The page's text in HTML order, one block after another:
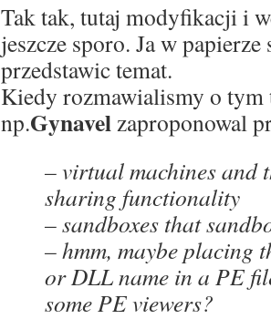
Tak tak, tutaj modyfikacji i
jeszcze sporo. Ja w
przedstawic temat.
Kiedy rozmawialismy o
np.Gynavelzaproponowal
– virtual machines and
sharing functionality
– sandboxes that
– hmm, maybe placing
or DLL name in a PE
some PE viewers?